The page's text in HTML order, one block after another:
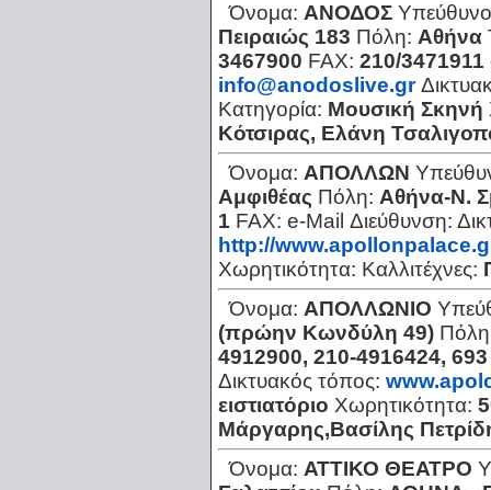
Όνομα: ΑΝΟΔΟΣ
Πειραιώς 183 Πόλη: Αθήνα
3467900 FAX: 210/3471911
info@anodoslive.gr
Κατηγορία: Μουσική Σκηνή
Κότσιρας, Ελάνη
Όνομα: ΑΠΟΛΛΩΝ
Αμφιθέας Πόλη: Αθήνα-Ν.
1 FAX: e-Mail Διεύθυνση:
http://
Χωρητικότητα: Καλλιτέχνες:
Όνομα: ΑΠΟΛΛΩΝΙΟ
(πρώην Κωνδύλη 49)
4912900, 210-4916424,
Δικτυακός τόπος:
ειστιατόριο Χωρητικότητα:
Μάργαρης,Βασίλης
Όνομα: ΑΤΤΙΚΟ ΘΕΑΤΡΟ